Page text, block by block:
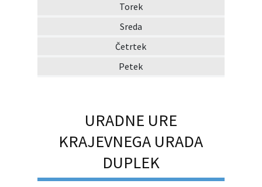
Torek
Sreda
Četrtek
Petek
URADNE URE
KRAJEVNEGA URADA
DUPLEK